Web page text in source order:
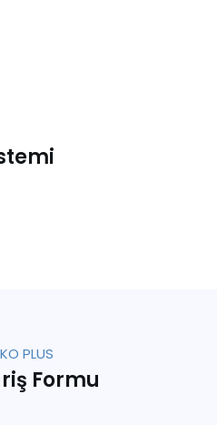
PLUS
Formu